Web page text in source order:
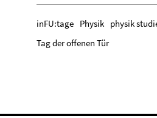
inFU:tage Physik physik
Tag der offenen Tür